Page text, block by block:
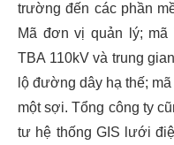
trường đến các phần
Mã đơn vị quản lý; mã
TBA 110kV và trung
lộ đường dây hạ thế;
một sợi. Tổng công ty
tư hệ thống GIS lưới